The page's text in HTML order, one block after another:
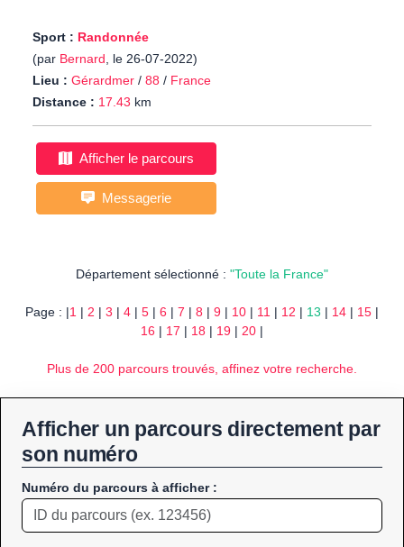
Sport : Randonnée
(par Bernard, le 26-07-2022)
Lieu : Gérardmer / 88 / France
Distance : 17.43 km
Afficher le parcours
Messagerie
Département sélectionné : "Toute la France"
Page : |1 | 2 | 3 | 4 | 5 | 6 | 7 | 8 | 9 | 10 | 11 | 12 | 13 | 14 | 15 |
16 | 17 | 18 | 19 | 20 |
Plus de 200 parcours trouvés, affinez votre recherche.
Afficher un parcours directement par
son numéro
Numéro du parcours à afficher :